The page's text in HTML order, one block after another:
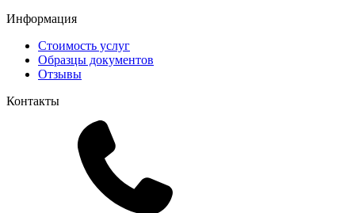
Информация
Стоимость услуг
Образцы документов
Отзывы
Контакты